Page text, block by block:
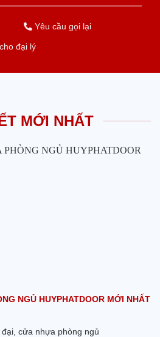
Yêu cầu gọi lại
đại lý
MỚI NHẤT
NGỦ HUYPHATDOOR MỚI NHẤT
cửa nhựa phòng ngủ